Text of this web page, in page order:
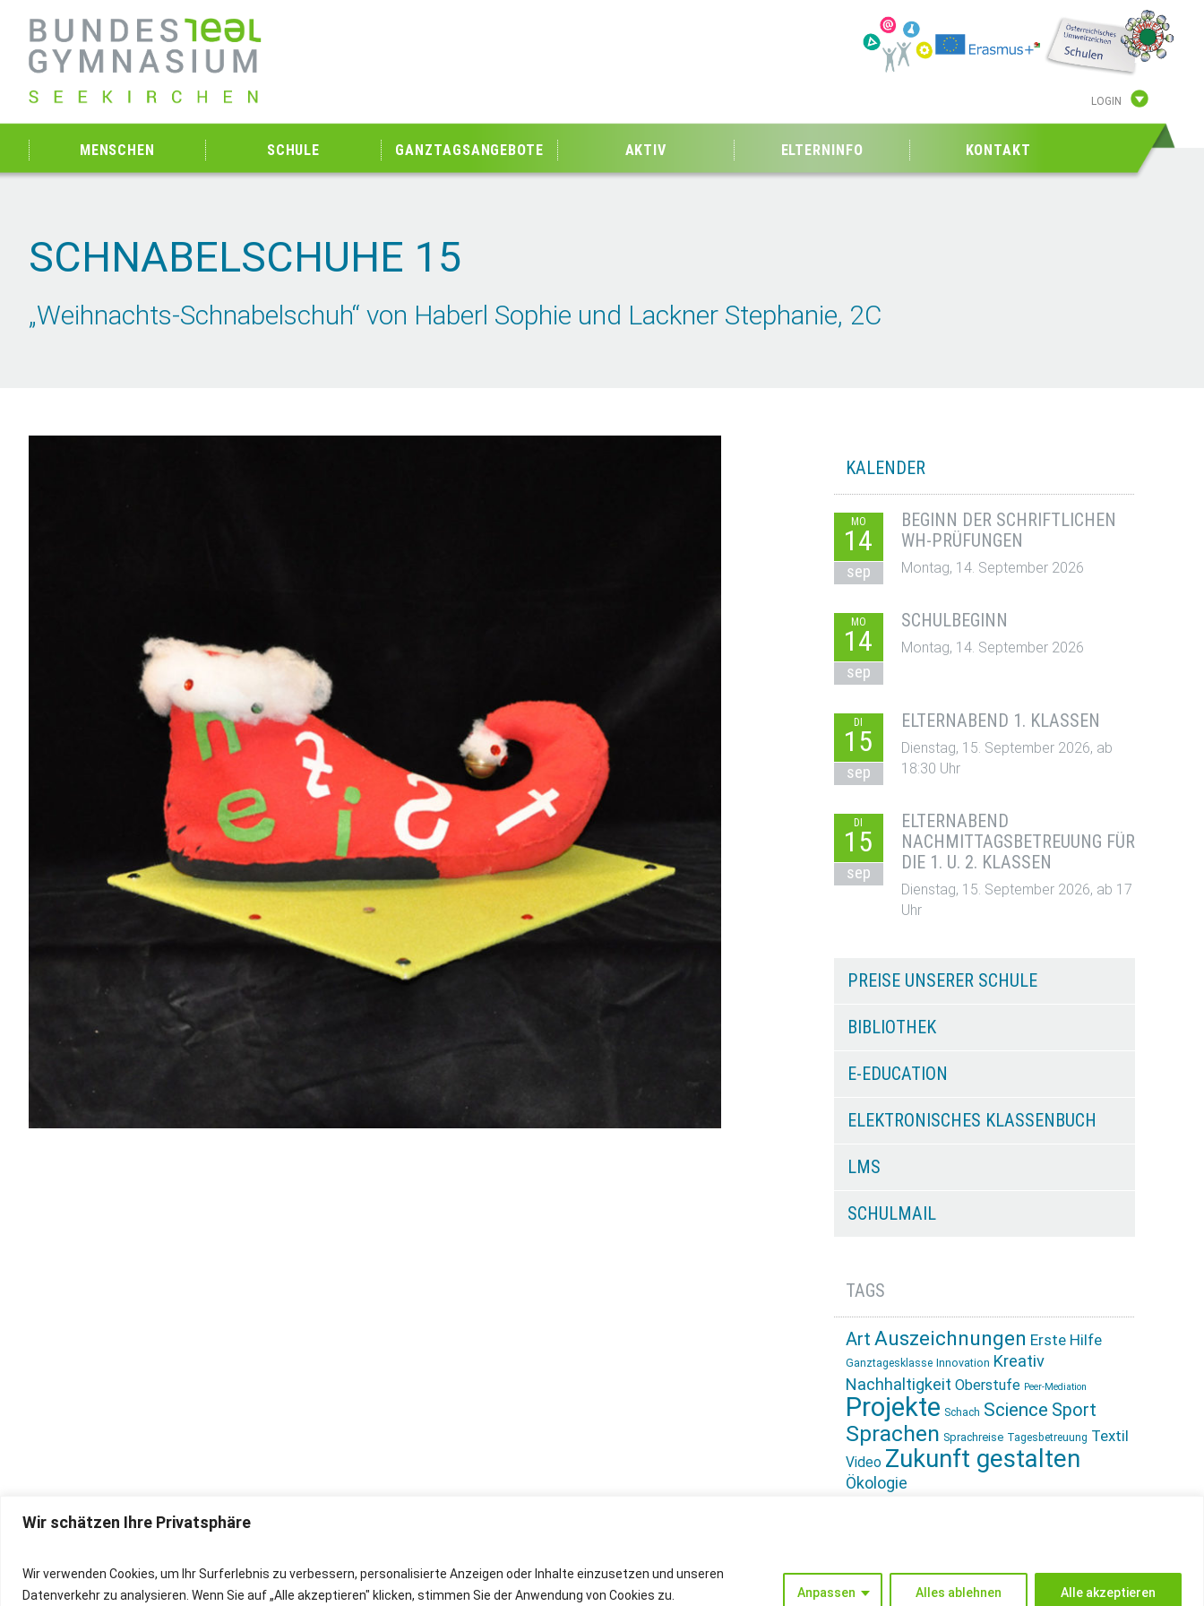
Wir schätzen Ihre Privatsphäre
Wir verwenden Cookies, um Ihr Surferlebnis zu verbessern, personalisierte Anzeigen oder Inhalte einzusetzen und unseren
Datenverkehr zu analysieren. Wenn Sie auf „Alle akzeptieren" klicken, stimmen Sie der Anwendung von Cookies zu.
Anpassen Alles ablehnen Alle akzeptieren
LOGIN
MENSCHEN SCHULE GANZTAGSANGEBOTE AKTIV ELTERNINFO KONTAKT
SCHNABELSCHUHE 15
„Weihnachts-Schnabelschuh“ von Haberl Sophie und Lackner Stephanie, 2C
KALENDER
MO
14
sep
BEGINN DER SCHRIFTLICHEN
WH-PRÜFUNGEN
Montag, 14. September 2026
MO
14
sep
SCHULBEGINN
Montag, 14. September 2026
DI
15
sep
ELTERNABEND 1. KLASSEN
Dienstag, 15. September 2026, ab
18:30 Uhr
DI
15
sep
ELTERNABEND
NACHMITTAGSBETREUUNG FÜR
DIE 1. U. 2. KLASSEN
Dienstag, 15. September 2026, ab 17
Uhr
PREISE UNSERER SCHULE
BIBLIOTHEK
E-EDUCATION
ELEKTRONISCHES KLASSENBUCH
LMS
SCHULMAIL
TAGS
Art Auszeichnungen Erste Hilfe
Ganztagesklasse Innovation Kreativ
Nachhaltigkeit Oberstufe Peer-Mediation
Projekte Schach Science Sport
Sprachen Sprachreise Tagesbetreuung Textil
Video Zukunft gestalten
Ökologie
IMPRESSUM
DATENSCHUTZ
INSTAGRAM